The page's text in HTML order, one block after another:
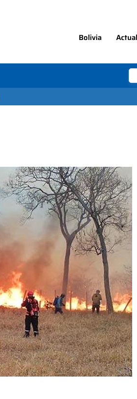
Bolivia